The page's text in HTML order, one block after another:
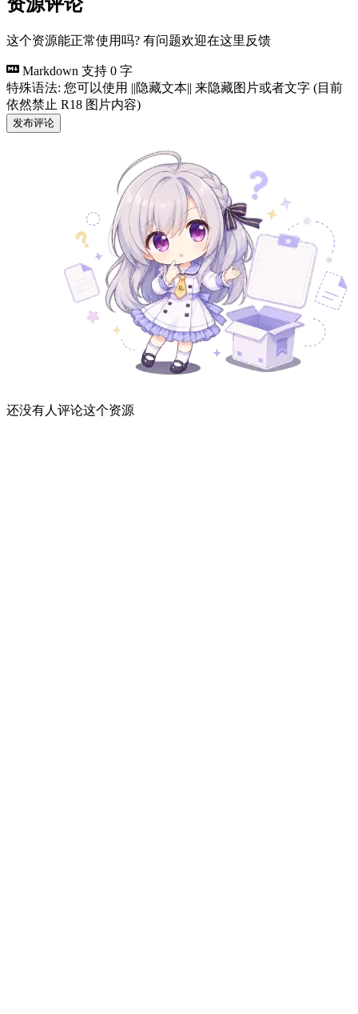
这个资源能正常使用吗? 有问题欢迎在这里反馈
Markdown 支持 0 字
特殊语法: 您可以使用 ||隐藏文本|| 来隐藏图片或者文字 (目前
依然禁止 R18 图片内容)
发布评论
还没有人评论这个资源